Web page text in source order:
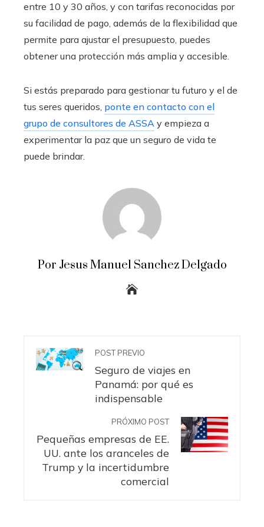
entre 10 y 30 años, y con tarifas reconocidas por
su facilidad de pago, además de la flexibilidad que
permite para ajustar el presupuesto, puedes
obtener una protección más amplia y accesible.
Si estás preparado para gestionar tu futuro y el de
tus seres queridos, ponte en contacto con el
grupo de consultores de ASSA y empieza a
experimentar la paz que un seguro de vida te
puede brindar.
Por Jesus Manuel Sanchez Delgado
POST PREVIO
Seguro de viajes en
Panamá: por qué es
indispensable
PRÓXIMO POST
Pequeñas empresas de EE.
UU. ante los aranceles de
Trump y la incertidumbre
comercial